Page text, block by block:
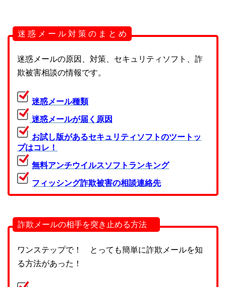
迷 惑 メ ー ル 対 策 の ま と め
迷惑メールの原因、対策、セキュリティソフト、詐
欺被害相談の情報です。
迷惑メール種類
迷惑メールが届く原因
お試し版があるセキュリティソフトのツートッ
プはコレ！
無料アンチウイルスソフトランキング
フィッシング詐欺被害の相談連絡先
詐欺メールの相手を突き止める方法
ワンステップで！ とっても簡単に詐欺メールを知
る方法があった！